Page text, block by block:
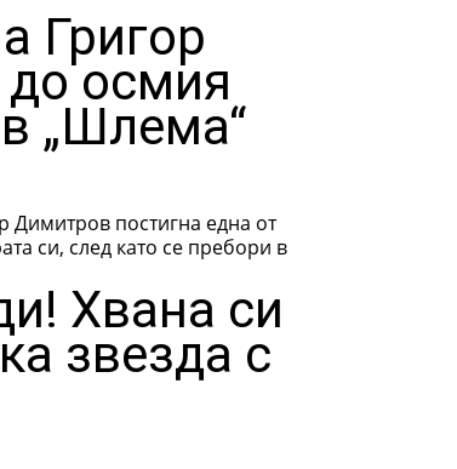
Григор
осмия
„Шлема“
Димитров постигна една от
си, след като се пребори в
Хвана си
звезда с